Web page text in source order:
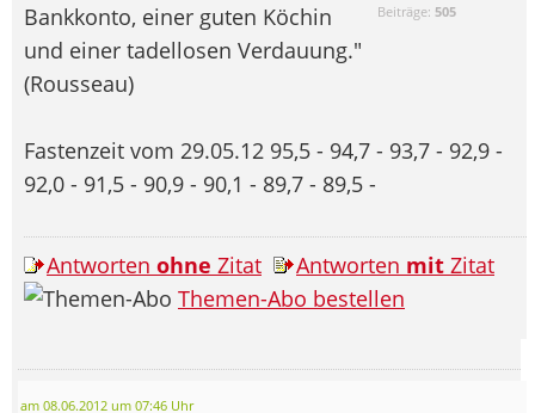
Beiträge: 505
Bankkonto, einer guten Köchin
und einer tadellosen Verdauung."
(Rousseau)
Fastenzeit vom 29.05.12 95,5 - 94,7 - 93,7 - 92,9 -
92,0 - 91,5 - 90,9 - 90,1 - 89,7 - 89,5 -
Antworten ohne Zitat Antworten mit Zitat
Themen-Abo bestellen
am 08.06.2012 um 07:46 Uhr